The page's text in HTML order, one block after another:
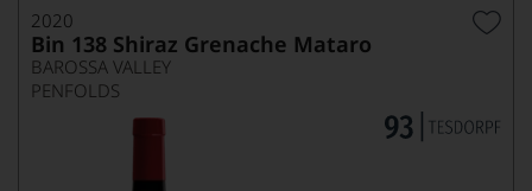
2020
Bin 138 Shiraz Grenache Mataro
BAROSSA VALLEY
PENFOLDS